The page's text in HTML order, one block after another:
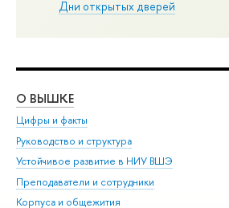
Дни открытых дверей
О ВЫШКЕ
Цифры и факты
Руководство и структура
Устойчивое развитие в НИУ ВШЭ
Преподаватели и сотрудники
Корпуса и общежития